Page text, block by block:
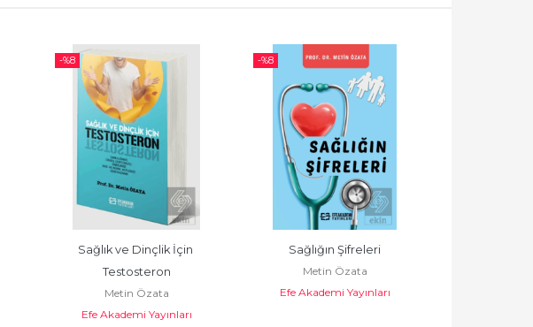
-%8
Sağlık ve Dinçlik İçin
Testosteron
Metin Özata
Efe Akademi Yayınları
-%8
Sağlığın Şifreleri
Metin Özata
Efe Akademi Yayınları